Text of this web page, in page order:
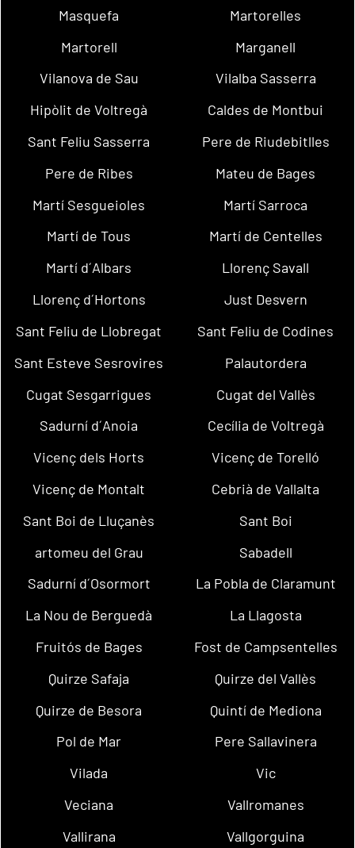
Masquefa
Martorelles
Martorell
Marganell
Vilanova de Sau
Vilalba Sasserra
Hipòlit de Voltregà
Caldes de Montbui
Sant Feliu Sasserra
Pere de Riudebitlles
Pere de Ribes
Mateu de Bages
Martí Sesgueioles
Martí Sarroca
Martí de Tous
Martí de Centelles
Martí d´Albars
Llorenç Savall
Llorenç d´Hortons
Just Desvern
Sant Feliu de Llobregat
Sant Feliu de Codines
Sant Esteve Sesrovires
Palautordera
Cugat Sesgarrigues
Cugat del Vallès
Sadurní d´Anoia
Cecília de Voltregà
Vicenç dels Horts
Vicenç de Torelló
Vicenç de Montalt
Cebrià de Vallalta
Sant Boi de Lluçanès
Sant Boi
artomeu del Grau
Sabadell
Sadurní d´Osormort
La Pobla de Claramunt
La Nou de Berguedà
La Llagosta
Fruitós de Bages
Fost de Campsentelles
Quirze Safaja
Quirze del Vallès
Quirze de Besora
Quintí de Mediona
Pol de Mar
Pere Sallavinera
Vilada
Vic
Veciana
Vallromanes
Vallirana
Vallgorguina